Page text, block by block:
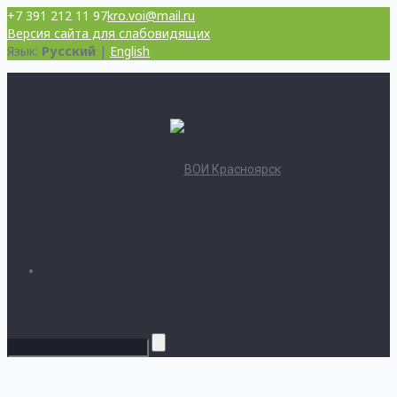
+7 391 212 11 97kro.voi@mail.ru
Версия сайта для слабовидящих
Язык: Русский | English